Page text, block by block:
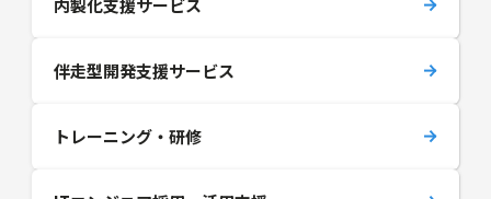
内製化支援サービス
伴走型開発支援サービス
トレーニング・研修